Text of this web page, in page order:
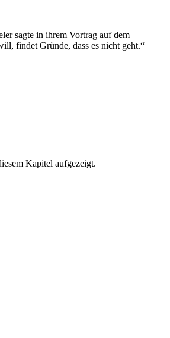
sagte in ihrem Vortrag auf dem
findet Gründe, dass es nicht geht.“
Kapitel aufgezeigt.